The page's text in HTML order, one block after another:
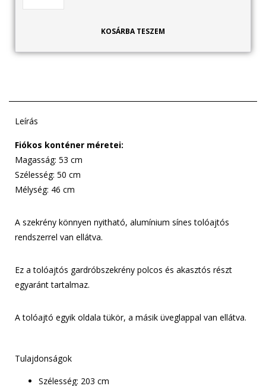
KOSÁRBA TESZEM
Leírás
Fiókos konténer méretei:
Magasság: 53 cm
Szélesség: 50 cm
Mélység: 46 cm
A szekrény könnyen nyitható, alumínium sínes tolóajtós
rendszerrel van ellátva.
Ez a tolóajtós gardróbszekrény polcos és akasztós részt
egyaránt tartalmaz.
A tolóajtó egyik oldala tükör, a másik üveglappal van ellátva.
Tulajdonságok
Szélesség: 203 cm